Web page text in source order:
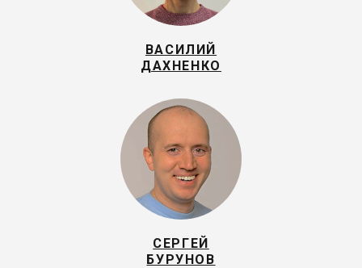
ВАСИЛИЙ
ДАХНЕНКО
СЕРГЕЙ
БУРУНОВ